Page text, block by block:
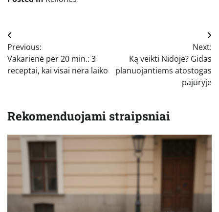
Navigacija
tarp
įrašų
Previous:
Vakarienė per 20 min.: 3
receptai, kai visai nėra laiko
Next:
Ką veikti Nidoje? Gidas
planuojantiems atostogas
pajūryje
Rekomenduojami straipsniai